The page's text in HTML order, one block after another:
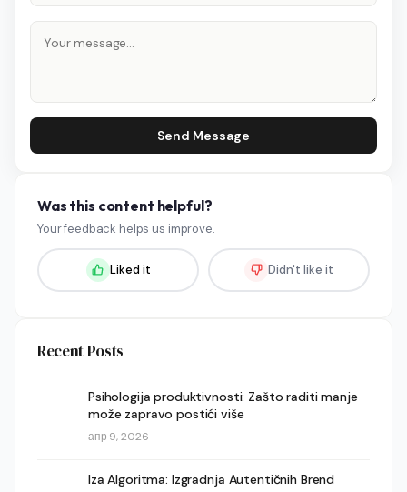
Send Message
Was this content helpful?
Your feedback helps us improve.
Liked it Didn't like it
Recent Posts
Psihologija produktivnosti: Zašto raditi manje
može zapravo postići više
апр 9, 2026
Iza Algoritma: Izgradnja Autentičnih Brend